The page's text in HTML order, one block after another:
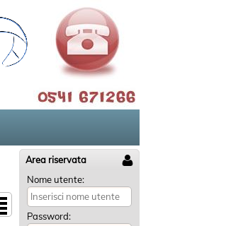
Area riservata
Nome utente:
Password: